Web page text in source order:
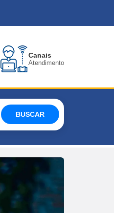
Canais
Atendimento
BUSCAR